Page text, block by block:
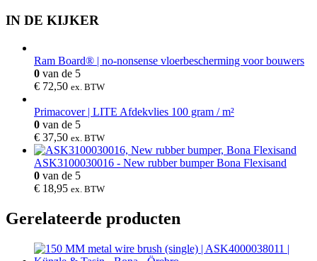
IN DE KIJKER
Ram Board® | no-nonsense vloerbescherming voor bouwers
0 van de 5
€ 72,50 ex. BTW
Primacover | LITE Afdekvlies 100 gram / m²
0 van de 5
€ 37,50 ex. BTW
ASK3100030016 - New rubber bumper Bona Flexisand
0 van de 5
€ 18,95 ex. BTW
Gerelateerde producten